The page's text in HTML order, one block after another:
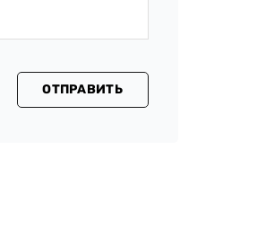
ОТПРАВИТЬ